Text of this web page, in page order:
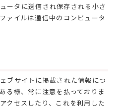
タに送信され保存される小さ
ァイルは通信中のコンピュータ
ブサイトに掲載された情報につ
る様、常に注意を払っておりま
クセスしたり、これを利用した